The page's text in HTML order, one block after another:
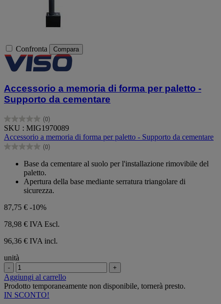
Confronta Compara
Accessorio a memoria di forma per paletto -
Supporto da cementare
(0)
0.0
su
5
stelle.
SKU : MIG1970089
Accessorio a memoria di forma per paletto - Supporto da cementare
(0)
0.0
Base da cementare al suolo per l'installazione rimovibile del
paletto.
Apertura della base mediante serratura triangolare di
sicurezza.
87,75 € -10%
78,98 € IVA Escl.
96,36 € IVA incl.
unità
- +
Aggiungi al carrello
Prodotto temporaneamente non disponibile, tornerà presto.
IN SCONTO!